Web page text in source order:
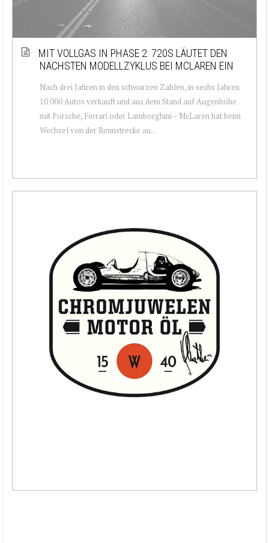
MIT VOLLGAS IN PHASE 2: 720S LÄUTET DEN
NÄCHSTEN MODELLZYKLUS BEI MCLAREN EIN
Nach drei Jahren in den schwarzen Zahlen, in sechs Jahren
10 000 Autos verkauft und aus dem Stand auf Augenhöhe
mit Porsche, Ferrari oder Lamborghini – McLaren hat beim
Wechsel von der Rennstrecke au...